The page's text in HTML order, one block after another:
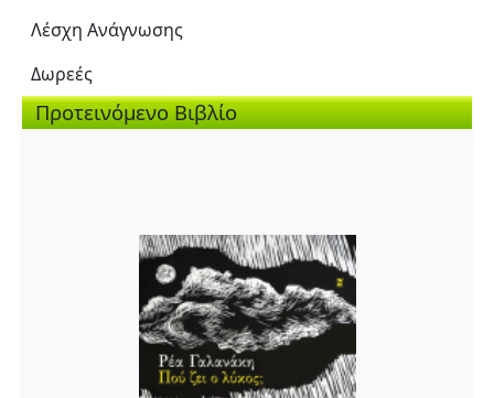
Λέσχη Ανάγνωσης
Δωρεές
Προτεινόμενο Βιβλίο